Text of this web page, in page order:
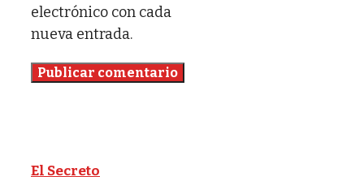
electrónico con cada
nueva entrada.
El Secreto